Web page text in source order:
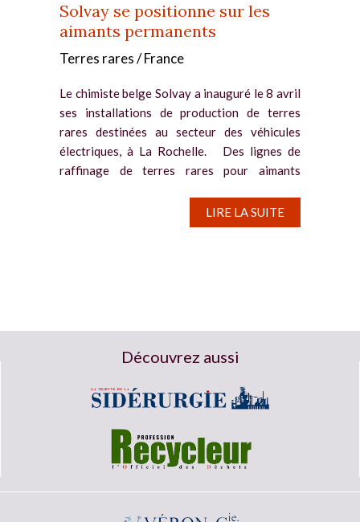
Solvay se positionne sur les
aimants permanents
Terres rares / France
Le chimiste belge Solvay a inauguré le 8 avril
ses installations de production de terres
rares destinées au secteur des véhicules
électriques, à La Rochelle. Des lignes de
raffinage de terres rares pour aimants
LIRE LA SUITE
Découvrez aussi